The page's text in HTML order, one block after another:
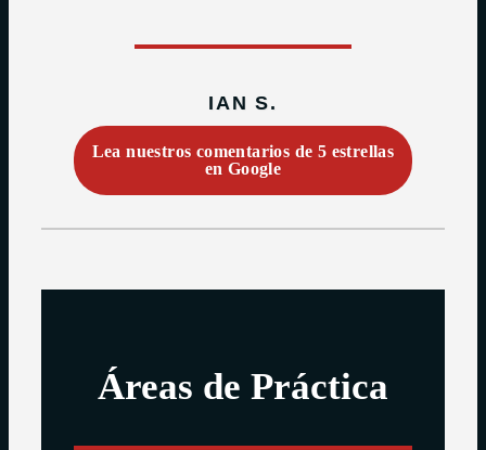
IAN S.
Lea nuestros comentarios de 5 estrellas
en Google
Áreas de Práctica